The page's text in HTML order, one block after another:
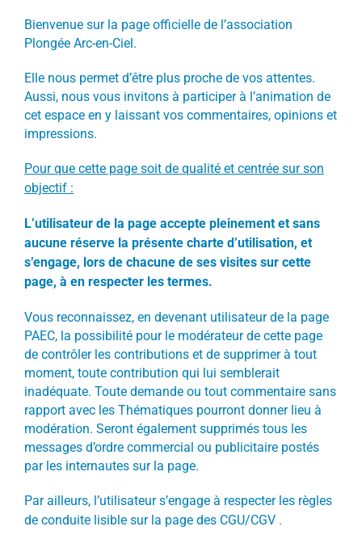
Bienvenue sur la page officielle de l’association
Plongée Arc-en-Ciel.
Elle nous permet d’être plus proche de vos attentes.
Aussi, nous vous invitons à participer à l’animation de
cet espace en y laissant vos commentaires, opinions et
impressions.
Pour que cette page soit de qualité et centrée sur son
objectif :
L’utilisateur de la page accepte pleinement et sans
aucune réserve la présente charte d’utilisation, et
s’engage, lors de chacune de ses visites sur cette
page, à en respecter les termes.
Vous reconnaissez, en devenant utilisateur de la page
PAEC, la possibilité pour le modérateur de cette page
de contrôler les contributions et de supprimer à tout
moment, toute contribution qui lui semblerait
inadéquate. Toute demande ou tout commentaire sans
rapport avec les Thématiques pourront donner lieu à
modération. Seront également supprimés tous les
messages d’ordre commercial ou publicitaire postés
par les internautes sur la page.
Par ailleurs, l’utilisateur s’engage à respecter les règles
de conduite lisible sur la page des CGU/CGV .